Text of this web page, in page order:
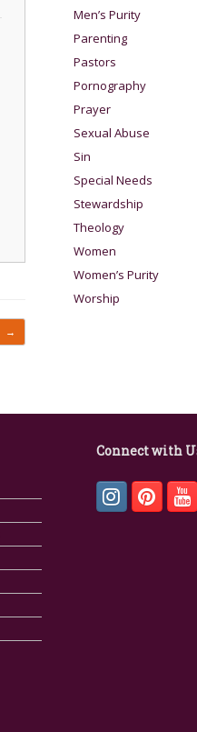
→
Men’s Purity
Parenting
Pastors
Pornography
Prayer
Sexual Abuse
Sin
Special Needs
Stewardship
Theology
Women
Women’s Purity
Worship
Connect with